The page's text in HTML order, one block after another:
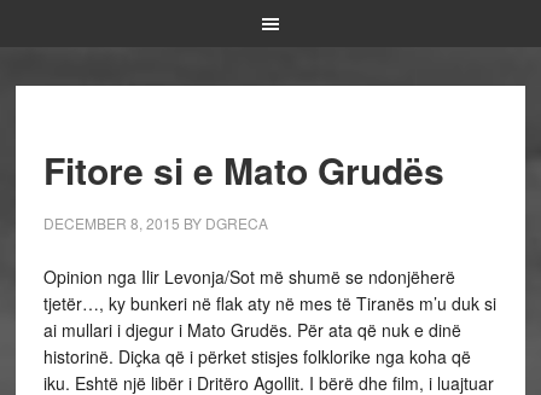
Fitore si e Mato Grudës
DECEMBER 8, 2015 BY DGRECA
Opinion nga Ilir Levonja/Sot më shumë se ndonjëherë
tjetër…, ky bunkeri në flak aty në mes të Tiranës m’u duk si
ai mullari i djegur i Mato Grudës. Për ata që nuk e dinë
historinë. Diçka që i përket stisjes folklorike nga koha që
iku. Eshtë një libër i Dritëro Agollit. I bërë dhe film, i luajtuar